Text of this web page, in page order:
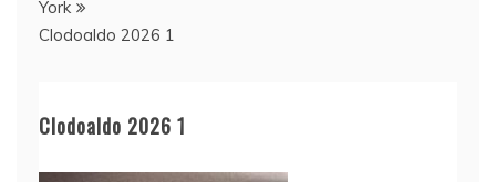
York
Clodoaldo 2026 1
Clodoaldo 2026 1